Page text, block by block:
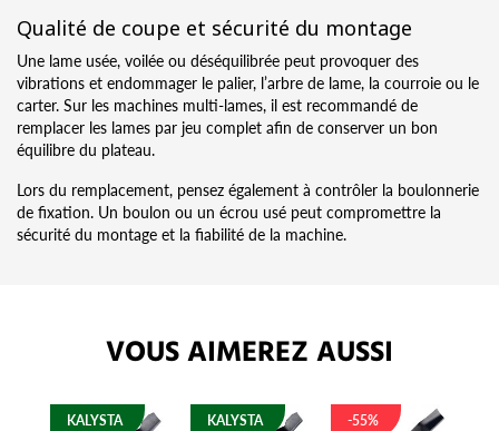
Qualité de coupe et sécurité du montage
Une lame usée, voilée ou déséquilibrée peut provoquer des
vibrations et endommager le palier, l’arbre de lame, la courroie ou le
carter. Sur les machines multi-lames, il est recommandé de
remplacer les lames par jeu complet afin de conserver un bon
équilibre du plateau.
Lors du remplacement, pensez également à contrôler la boulonnerie
de fixation. Un boulon ou un écrou usé peut compromettre la
sécurité du montage et la fiabilité de la machine.
VOUS AIMEREZ AUSSI
KALYSTA KALYSTA -55%